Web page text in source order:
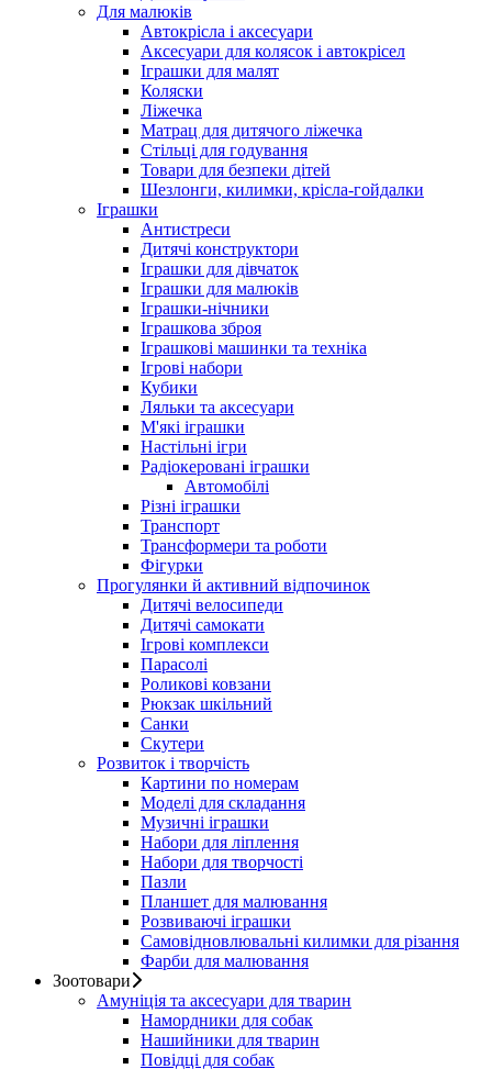
Для малюків
Автокрісла і аксесуари
Аксесуари для колясок і автокрісел
Іграшки для малят
Коляски
Ліжечка
Матрац для дитячого ліжечка
Стільці для годування
Товари для безпеки дітей
Шезлонги, килимки, крісла-гойдалки
Іграшки
Антистреси
Дитячі конструктори
Іграшки для дівчаток
Іграшки для малюків
Іграшки-нічники
Іграшкова зброя
Іграшкові машинки та техніка
Ігрові набори
Кубики
Ляльки та аксесуари
М'які іграшки
Настільні ігри
Радіокеровані іграшки
Автомобілі
Різні іграшки
Транспорт
Трансформери та роботи
Фігурки
Прогулянки й активний відпочинок
Дитячі велосипеди
Дитячі самокати
Ігрові комплекси
Парасолі
Роликові ковзани
Рюкзак шкільний
Санки
Скутери
Розвиток і творчість
Картини по номерам
Моделі для складання
Музичні іграшки
Набори для ліплення
Набори для творчості
Пазли
Планшет для малювання
Розвиваючі іграшки
Самовідновлювальні килимки для різання
Фарби для малювання
Зоотовари
Амуніція та аксесуари для тварин
Намордники для собак
Нашийники для тварин
Повідці для собак